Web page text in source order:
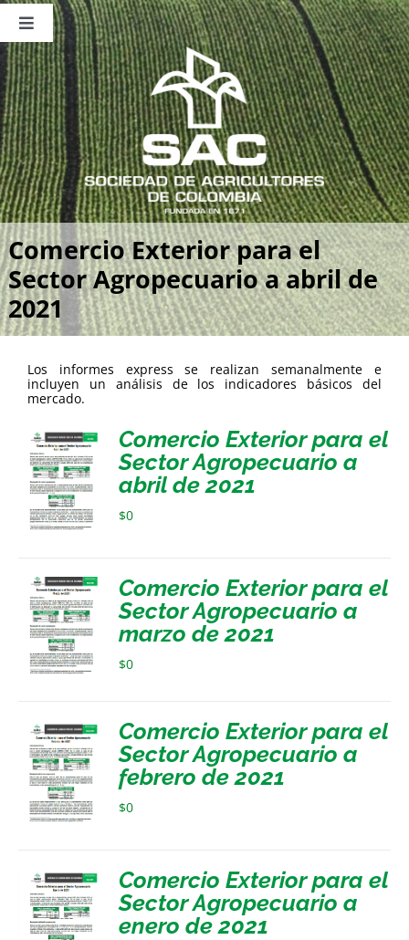
Saltar
contenido
Toggle
Navigation
Nosotros
Publicaciones
Sala de Prensa
Eventos
Comercio Exterior para el
Sector Agropecuario a abril de
2021
Los informes express se realizan semanalmente e
incluyen un análisis de los indicadores básicos del
mercado.
Comercio Exterior para el
Sector Agropecuario a
abril de 2021
$0
Comercio Exterior para el
Sector Agropecuario a
marzo de 2021
$0
Comercio Exterior para el
Sector Agropecuario a
febrero de 2021
$0
Comercio Exterior para el
Sector Agropecuario a
enero de 2021